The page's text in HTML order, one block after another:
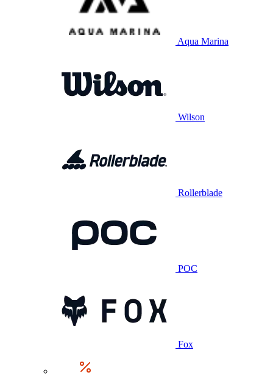
Aqua Marina
Wilson
Rollerblade
POC
Fox